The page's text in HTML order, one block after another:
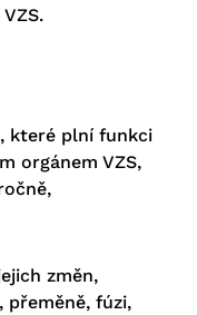
které plní funkci
orgánem VZS,
změn,
přeměně, fúzi,